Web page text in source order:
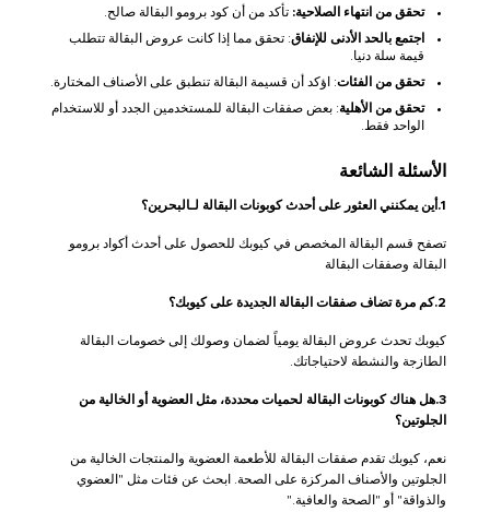
تحقق من انتهاء الصلاحية: تأكد من أن كود برومو البقالة صالح.
اجتمع بالحد الأدنى للإنفاق: تحقق مما إذا كانت عروض البقالة تتطلب
قيمة سلة دنيا.
تحقق من الفئات: اؤكد أن قسيمة البقالة تنطبق على الأصناف المختارة.
تحقق من الأهلية: بعض صفقات البقالة للمستخدمين الجدد أو للاستخدام
الواحد فقط.
الأسئلة الشائعة
1.أين يمكنني العثور على أحدث كوبونات البقالة لـالبحرين؟
تصفح قسم البقالة المخصص في كيوبك للحصول على أحدث أكواد برومو
البقالة وصفقات البقالة
2.كم مرة تضاف صفقات البقالة الجديدة على كيوبك؟
كيوبك تحدث عروض البقالة يومياً لضمان وصولك إلى خصومات البقالة
الطازجة والنشطة لاحتياجاتك.
3.هل هناك كوبونات البقالة لحميات محددة، مثل العضوية أو الخالية من
الجلوتين؟
نعم، كيوبك تقدم صفقات البقالة للأطعمة العضوية والمنتجات الخالية من
الجلوتين والأصناف المركزة على الصحة. ابحث عن فئات مثل "العضوي
والذواقة" أو "الصحة والعافية."